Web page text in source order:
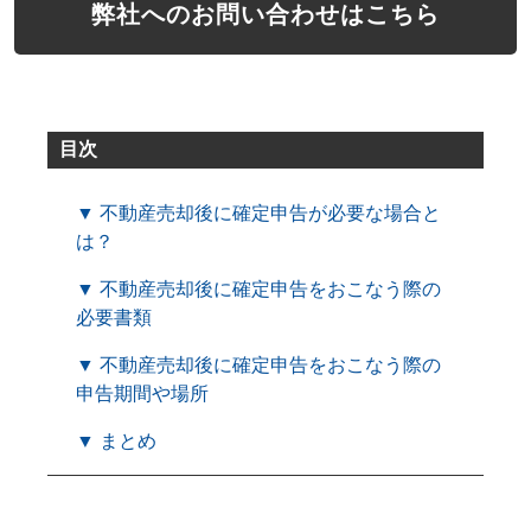
弊社へのお問い合わせはこちら
目次
▼ 不動産売却後に確定申告が必要な場合と
は？
▼ 不動産売却後に確定申告をおこなう際の
必要書類
▼ 不動産売却後に確定申告をおこなう際の
申告期間や場所
▼ まとめ